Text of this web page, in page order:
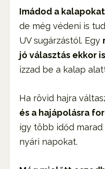
Imádod a
de még védeni is
UV sugárzástól. Egy
jó választás ekkor is
izzad be a kalap
Ha rövid hajra
és a hajápolásra
így több időd marad
nyári napokat.